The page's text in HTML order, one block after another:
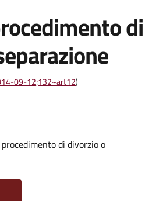
di
09-12;132~art12)
di divorzio o